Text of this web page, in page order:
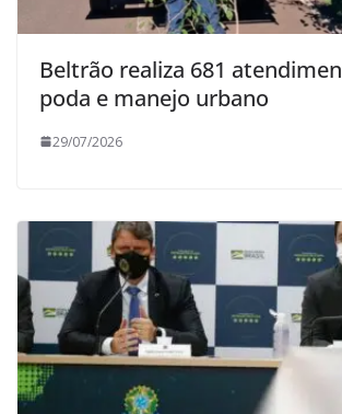
Beltrão realiza 681
poda e manejo urbano
29/07/2026